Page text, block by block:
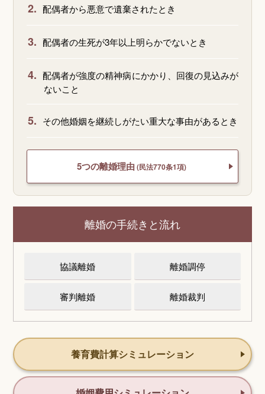
2. 配偶者から悪意で遺棄されたとき
3. 配偶者の生死が3年以上明らかでないとき
4. 配偶者が強度の精神病にかかり、回復の見込みが
ないこと
5. その他婚姻を継続しがたい重大な事由があるとき
5つの離婚理由 (民法770条1項)
離婚の手続きと流れ
協議離婚 離婚調停
審判離婚 離婚裁判
養育費計算シミュレーション